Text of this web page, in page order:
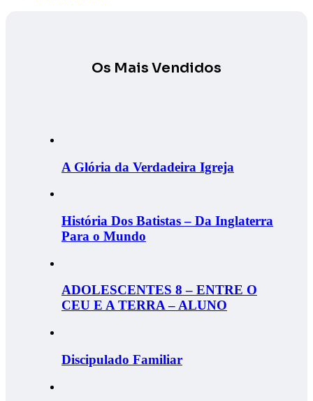
Os Mais Vendidos
A Glória da Verdadeira Igreja
História Dos Batistas – Da Inglaterra
Para o Mundo
ADOLESCENTES 8 – ENTRE O
CEU E A TERRA – ALUNO
Discipulado Familiar